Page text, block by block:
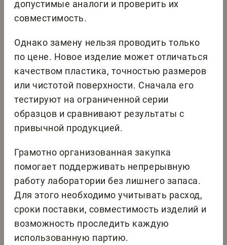
допустимые аналоги и проверить их
совместимость.
Однако замену нельзя проводить только
по цене. Новое изделие может отличаться
качеством пластика, точностью размеров
или чистотой поверхности. Сначала его
тестируют на ограниченной серии
образцов и сравнивают результаты с
привычной продукцией.
Грамотно организованная закупка
помогает поддерживать непрерывную
работу лаборатории без лишнего запаса.
Для этого необходимо учитывать расход,
сроки поставки, совместимость изделий и
возможность проследить каждую
использованную партию.